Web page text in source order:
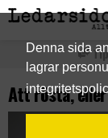
Denna sida
lagrar
Att rösta,